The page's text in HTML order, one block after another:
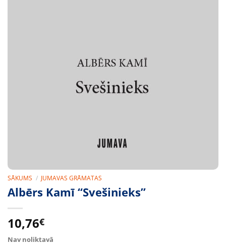
SĀKUMS / JUMAVAS GRĀMATAS
Albērs Kamī “Svešinieks”
10,76€
Nav noliktavā